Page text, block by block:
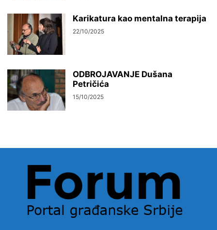
Karikatura kao mentalna terapija
22/10/2025
ODBROJAVANJE Dušana
Petričića
15/10/2025